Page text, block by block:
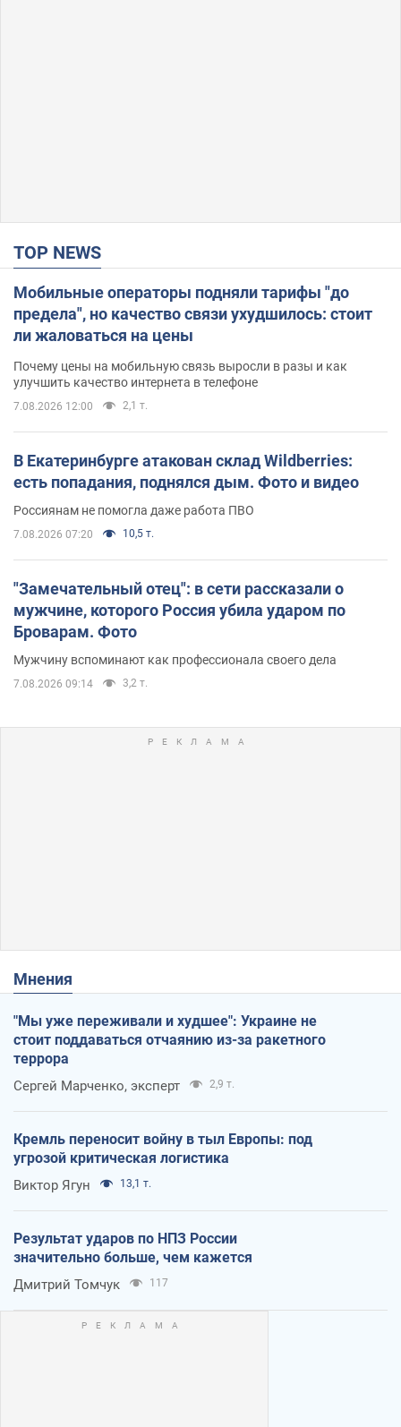
TOP NEWS
Мобильные операторы подняли тарифы "до
предела", но качество связи ухудшилось: стоит
ли жаловаться на цены
Почему цены на мобильную связь выросли в разы и как
улучшить качество интернета в телефоне
7.08.2026 12:00 2,1 т.
В Екатеринбурге атакован склад Wildberries:
есть попадания, поднялся дым. Фото и видео
Россиянам не помогла даже работа ПВО
7.08.2026 07:20 10,5 т.
"Замечательный отец": в сети рассказали о
мужчине, которого Россия убила ударом по
Броварам. Фото
Мужчину вспоминают как профессионала своего дела
7.08.2026 09:14 3,2 т.
Мнения
"Мы уже переживали и худшее": Украине не
стоит поддаваться отчаянию из-за ракетного
террора
Сергей Марченко, эксперт 2,9 т.
Кремль переносит войну в тыл Европы: под
угрозой критическая логистика
Виктор Ягун 13,1 т.
Результат ударов по НПЗ России
значительно больше, чем кажется
Дмитрий Томчук 117